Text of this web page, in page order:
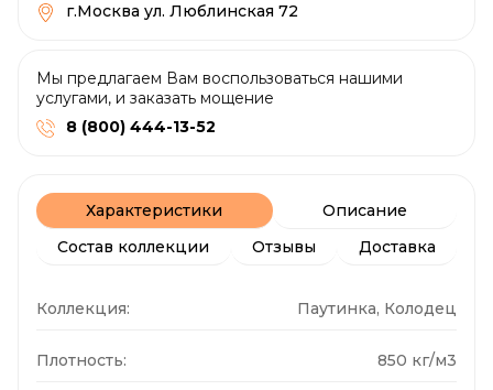
г.Москва ул. Люблинская 72
Мы предлагаем Вам воспользоваться нашими
услугами, и заказать мощение
8 (800) 444-13-52
Характеристики
Описание
Состав коллекции
Отзывы Доставка
Коллекция: Паутинка, Колодец
Плотность: 850 кг/м3